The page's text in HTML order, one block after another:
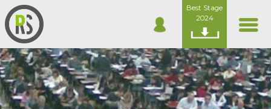
Best Stage
2024